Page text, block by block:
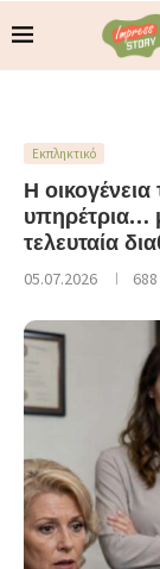
Εκπληκτικό
Η
υπηρέτρια…
τελευταία
05.07.2026 688